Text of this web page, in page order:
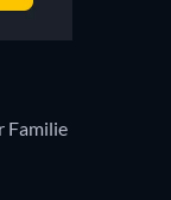
Familie